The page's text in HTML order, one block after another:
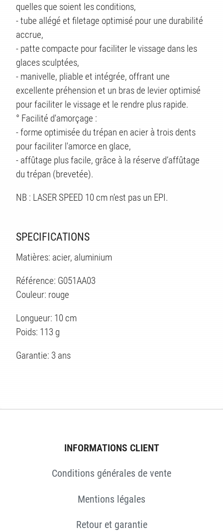
quelles que soient les conditions,
- tube allégé et filetage optimisé pour une durabilité
accrue,
- patte compacte pour faciliter le vissage dans les
glaces sculptées,
- manivelle, pliable et intégrée, offrant une
excellente préhension et un bras de levier optimisé
pour faciliter le vissage et le rendre plus rapide.
° Facilité d'amorçage :
- forme optimisée du trépan en acier à trois dents
pour faciliter l'amorce en glace,
- affûtage plus facile, grâce à la réserve d’affûtage
du trépan (brevetée).
NB : LASER SPEED 10 cm n’est pas un EPI.
SPECIFICATIONS
Matières: acier, aluminium
Référence: G051AA03
Couleur: rouge
Longueur: 10 cm
Poids: 113 g
Garantie: 3 ans
INFORMATIONS CLIENT
Conditions générales de vente
Mentions légales
Retour et garantie